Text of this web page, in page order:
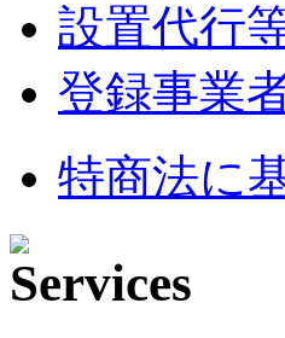
設置代行
登録事業
特商法に